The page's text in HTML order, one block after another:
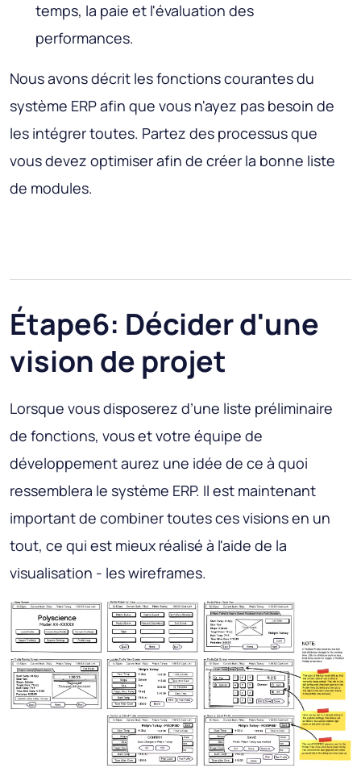
temps, la paie et l'évaluation des
performances.
Nous avons décrit les fonctions courantes du
système ERP afin que vous n'ayez pas besoin de
les intégrer toutes. Partez des processus que
vous devez optimiser afin de créer la bonne liste
de modules.
Étape6: Décider d'une
vision de projet
Lorsque vous disposerez d’une liste préliminaire
de fonctions, vous et votre équipe de
développement aurez une idée de ce à quoi
ressemblera le système ERP. Il est maintenant
important de combiner toutes ces visions en un
tout, ce qui est mieux réalisé à l'aide de la
visualisation - les wireframes.